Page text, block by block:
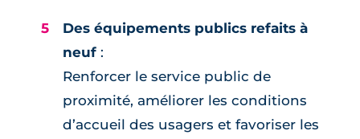
Des équipements publics refaits à
neuf :
Renforcer le service public de
proximité, améliorer les conditions
d’accueil des usagers et favoriser les